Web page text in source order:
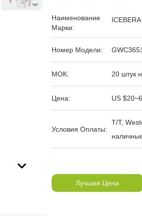
Наименование
Марки:
ICEBERA
Номер Модели:
МОК: 20 штук
Цена: US
Условия Оплаты:
T/T,
Лучшая Цена